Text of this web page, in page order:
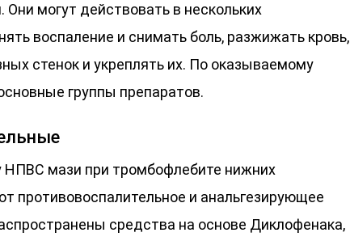
Они могут действовать в нескольких
воспаление и снимать боль, разжижать кровь,
стенок и укреплять их. По оказываемому
группы препаратов.
НПВС мази при тромбофлебите нижних
противовоспалительное и анальгезирующее
средства на основе Диклофенака,